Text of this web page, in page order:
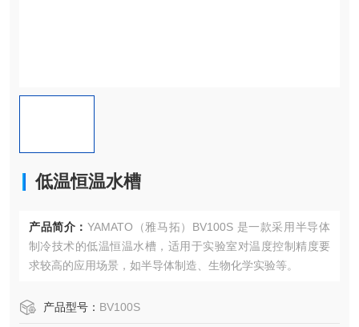
低温恒温水槽
产品简介： YAMATO（雅马拓）BV100S 是一款采用半导体
制冷技术的低温恒温水槽，适用于实验室对温度控制精度要
求较高的应用场景，如半导体制造、生物化学实验等。
产品型号： BV100S